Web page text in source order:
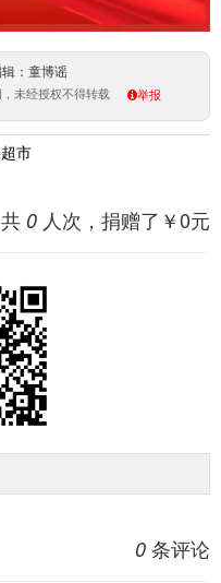
：童博谣
未经授权不得转载 举报
市
共 0 人次，捐赠了￥0元
0 条评论